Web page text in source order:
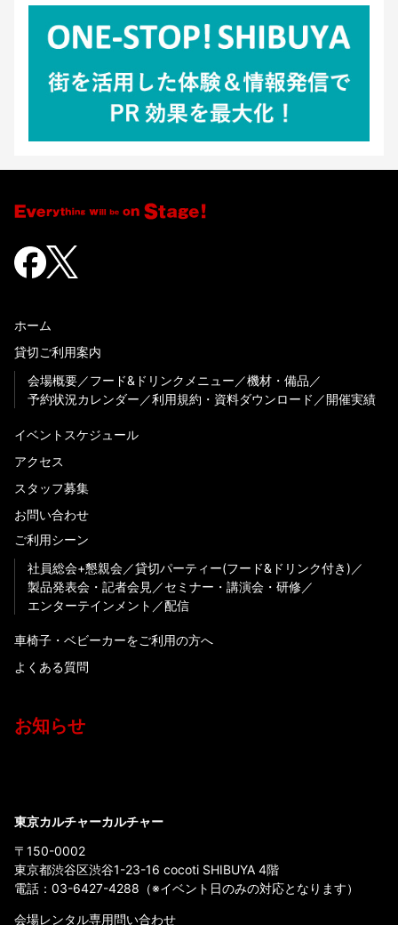
ホーム
貸切ご利用案内
会場概要
フード&ドリンクメニュー
機材・備品
予約状況カレンダー
利用規約・資料ダウンロード 開催実績
イベントスケジュール
アクセス
スタッフ募集
お問い合わせ
ご利用シーン
社員総会+懇親会
貸切パーティー(フード&ドリンク付き)
製品発表会・記者会見
セミナー・講演会・研修
エンターテインメント
配信
車椅子・ベビーカーをご利用の方へ
よくある質問
お知らせ
東京カルチャーカルチャー
〒150-0002
東京都渋谷区渋谷1-23-16 cocoti SHIBUYA 4階
電話： 03-6427-4288 （※イベント日のみの対応となります）
会場レンタル専用問い合わせ